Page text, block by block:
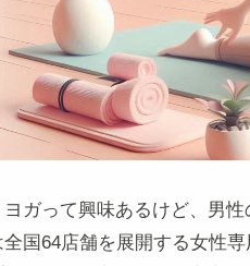
ヨガって興味あるけど、男
全国64店舗を展開する女性